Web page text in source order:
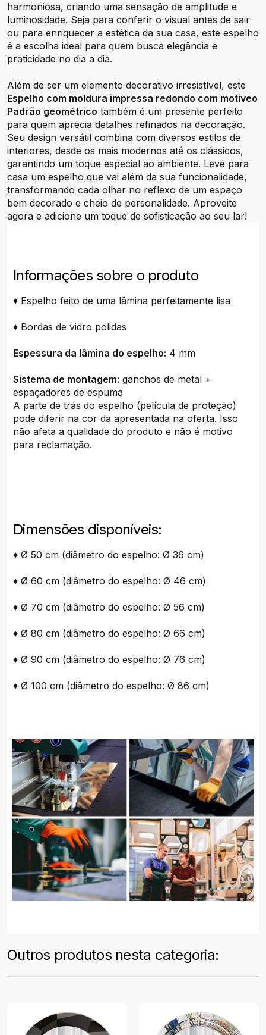
harmoniosa, criando uma sensação de amplitude e
luminosidade. Seja para conferir o visual antes de sair
ou para enriquecer a estética da sua casa, este espelho
é a escolha ideal para quem busca elegância e
praticidade no dia a dia.
Além de ser um elemento decorativo irresistível, este
Espelho com moldura impressa redondo com motiveo
Padrão geométrico também é um presente perfeito
para quem aprecia detalhes refinados na decoração.
Seu design versátil combina com diversos estilos de
interiores, desde os mais modernos até os clássicos,
garantindo um toque especial ao ambiente. Leve para
casa um espelho que vai além da sua funcionalidade,
transformando cada olhar no reflexo de um espaço
bem decorado e cheio de personalidade. Aproveite
agora e adicione um toque de sofisticação ao seu lar!
Informações sobre o produto
♦ Espelho feito de uma lâmina perfeitamente lisa
♦ Bordas de vidro polidas
Espessura da lâmina do espelho: 4 mm
Sistema de montagem: ganchos de metal +
espaçadores de espuma
A parte de trás do espelho (película de proteção)
pode diferir na cor da apresentada na oferta. Isso
não afeta a qualidade do produto e não é motivo
para reclamação.
Dimensões disponíveis:
♦ Ø 50 cm (diâmetro do espelho: Ø 36 cm)
♦ Ø 60 cm (diâmetro do espelho: Ø 46 cm)
♦ Ø 70 cm (diâmetro do espelho: Ø 56 cm)
♦ Ø 80 cm (diâmetro do espelho: Ø 66 cm)
♦ Ø 90 cm (diâmetro do espelho: Ø 76 cm)
♦ Ø 100 cm (diâmetro do espelho: Ø 86 cm)
Outros produtos nesta categoria: